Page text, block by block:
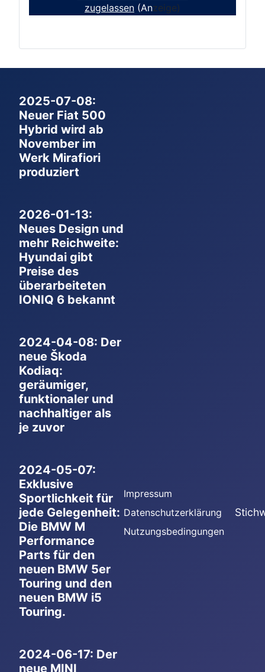
zugelassen (Anzeige)
2025-07-08:
Neuer Fiat 500
Hybrid wird ab
November im
Werk Mirafiori
produziert
2026-01-13:
Neues Design und
mehr Reichweite:
Hyundai gibt
Preise des
überarbeiteten
IONIQ 6 bekannt
2024-04-08: Der
neue Škoda
Kodiaq:
geräumiger,
funktionaler und
nachhaltiger als
je zuvor
2024-05-07:
Exklusive
Sportlichkeit für
jede Gelegenheit:
Die BMW M
Performance
Parts für den
neuen BMW 5er
Touring und den
neuen BMW i5
Touring.
2024-06-17: Der
neue MINI
Impressum
Datenschutzerklärung
Nutzungsbedingungen